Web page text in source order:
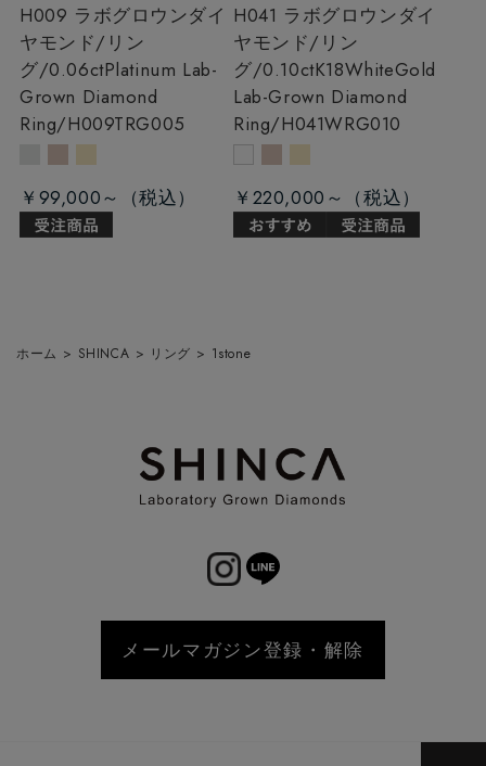
H009 ラボグロウンダイ
ヤモンド/リン
グ/0.06ctPlatinum Lab-
Grown Diamond
Ring/H009TRG005
￥99,000～
H041 ラボグロウンダイ
ヤモンド/リン
グ/0.10ctK18WhiteGold
Lab-Grown Diamond
Ring/H041WRG010
￥220,000～
ホーム > SHINCA > リング > 1stone
メールマガジン登録・解除